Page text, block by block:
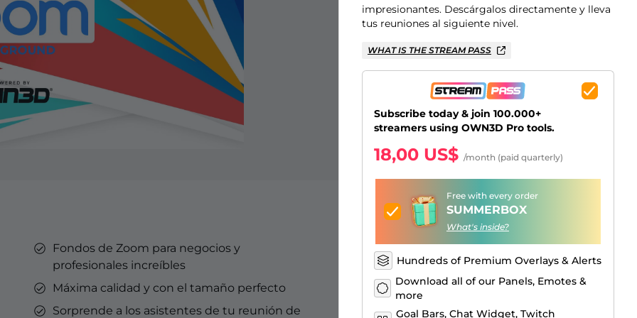
en Kick.
Optimizado para Streaming en
YouTube.
stream
Kick
Twitch
Points &
impresionantes. Descárgalos directamente y lleva
tus reuniones al siguiente nivel.
WHAT IS THE STREAM PASS
Subscribe today & join 100.000+
streamers using OWN3D Pro tools.
18,00 US$ /month (paid quarterly)
Free with every order
SUMMERBOX
What's inside?
Hundreds of Premium Overlays & Alerts
Download all of our Panels, Emotes &
more
Goal Bars, Chat Widget, Twitch
Fondos de Zoom para negocios y
profesionales increíbles
Máxima calidad y con el tamaño perfecto
Sorprende a los asistentes de tu reunión de